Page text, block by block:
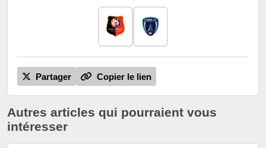
Partager Copier le lien
Autres articles qui pourraient vous
intéresser